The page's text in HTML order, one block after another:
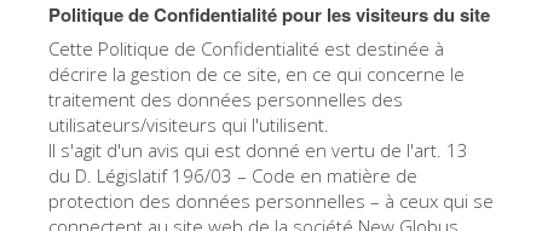
Explorer la Galerie
Réserver
Visite virtuelle
Les Oeuvres
Les Salles
Politique de Confidentialité pour les visiteurs du site
Cette Politique de Confidentialité est destinée à
décrire la gestion de ce site, en ce qui concerne le
traitement des données personnelles des
utilisateurs/visiteurs qui l'utilisent.
Il s'agit d'un avis qui est donné en vertu de l'art. 13
du D. Législatif 196/03 – Code en matière de
protection des données personnelles – à ceux qui se
connectent au site web de la société New Globus